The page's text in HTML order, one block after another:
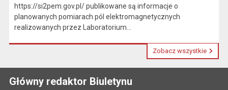
https://si2pem.gov.pl/ publikowane są informacje o
planowanych pomiarach pól elektromagnetycznych
realizowanych przez Laboratorium...
Zobacz wszystkie
Główny redaktor Biuletynu